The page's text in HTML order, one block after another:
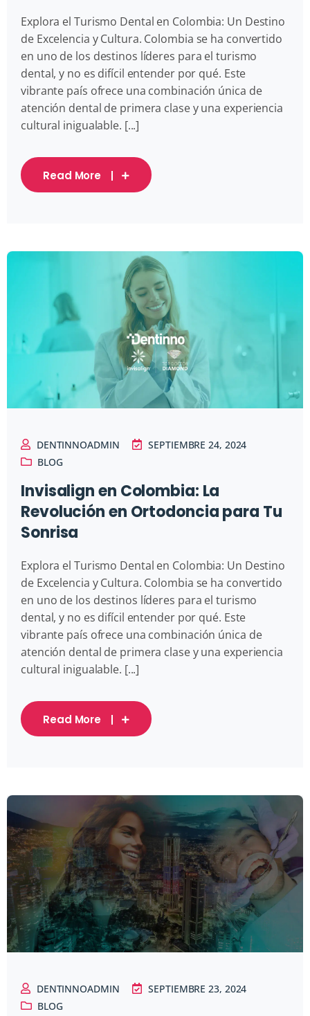
Explora el Turismo Dental en Colombia: Un Destino
de Excelencia y Cultura. Colombia se ha convertido
en uno de los destinos líderes para el turismo
dental, y no es difícil entender por qué. Este
vibrante país ofrece una combinación única de
atención dental de primera clase y una experiencia
cultural inigualable. [...]
Read More
DENTINNOADMIN
SEPTIEMBRE 24, 2024
BLOG
Invisalign en Colombia: La
Revolución en Ortodoncia para Tu
Sonrisa
Explora el Turismo Dental en Colombia: Un Destino
de Excelencia y Cultura. Colombia se ha convertido
en uno de los destinos líderes para el turismo
dental, y no es difícil entender por qué. Este
vibrante país ofrece una combinación única de
atención dental de primera clase y una experiencia
cultural inigualable. [...]
Read More
DENTINNOADMIN
SEPTIEMBRE 23, 2024
BLOG